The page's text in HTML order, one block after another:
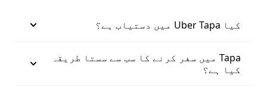
کیا Uber Tapa میں دستیاب ہے؟
Tapa میں سفر کرنے کا سب سے سستا طریقہ
کیا ہے؟